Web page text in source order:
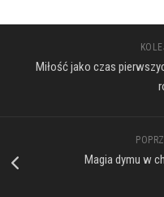
Miłość jako czas
Magia dymu w